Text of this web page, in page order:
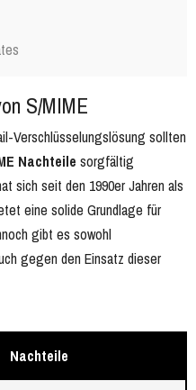
S/MIME
Verschlüsselungslösung sollten
Nachteile sorgfältig
sich seit den 1990er Jahren als
eine solide Grundlage für
gibt es sowohl
gegen den Einsatz dieser
Nachteile